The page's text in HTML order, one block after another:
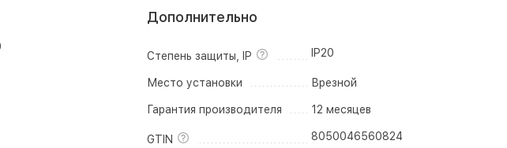
Дополнительно
Степень защиты, IP IP20
Место установки Врезной
Гарантия производителя 12 месяцев
GTIN 8050046560824